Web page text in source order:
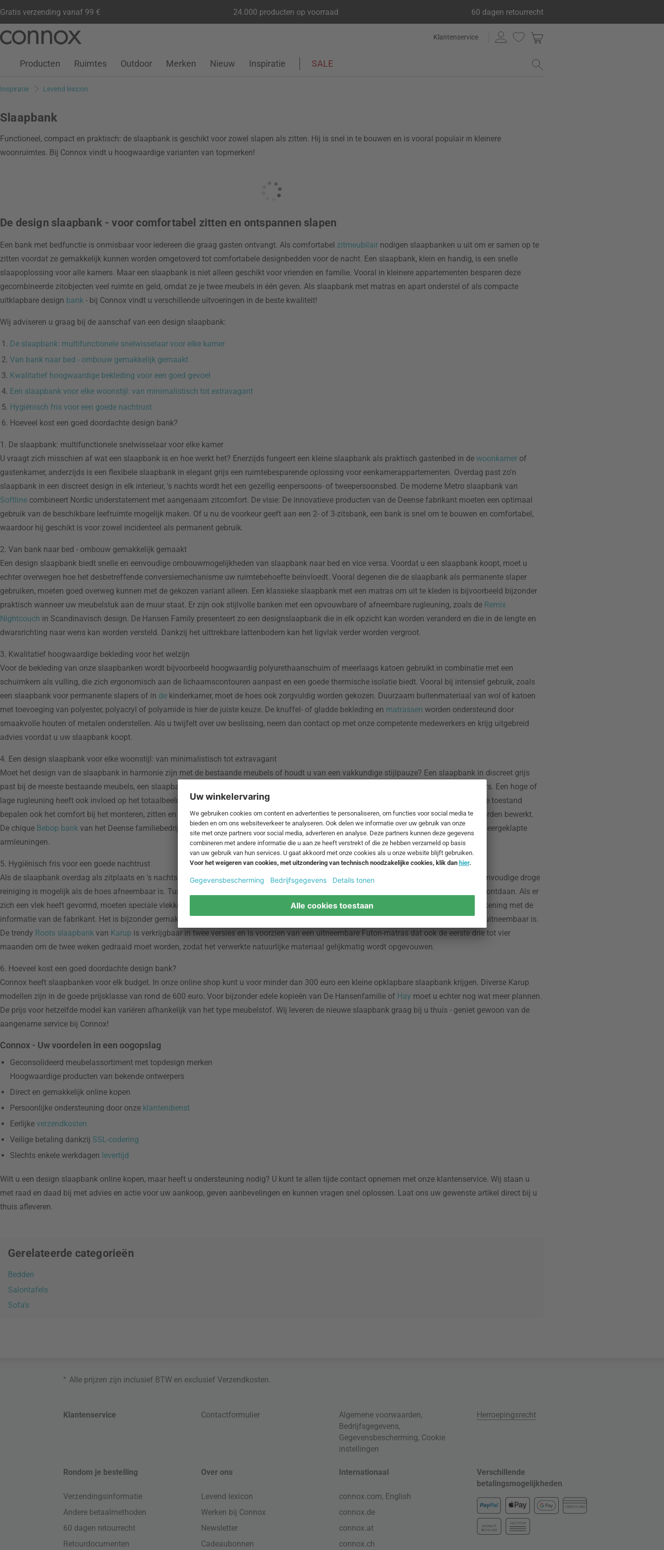
Gratis verzending vanaf 99 € 24.000 producten op voorraad 60 dagen retourrecht
pagina-
zoeken
Klantenservice
Klantenaccount
Verlanglijstje
Warenkorb
Producten Ruimtes Outdoor Merken Nieuw Inspiratie SALE
Inspiratie Levend lexicon
Slaapbank
Functioneel, compact en praktisch: de slaapbank is geschikt voor zowel slapen als zitten. Hij is snel in te bouwen en is vooral populair in kleinere
woonruimtes. Bij Connox vindt u hoogwaardige varianten van topmerken!
De design slaapbank - voor comfortabel zitten en ontspannen slapen
Een bank met bedfunctie is onmisbaar voor iedereen die graag gasten ontvangt. Als comfortabel zitmeubilair nodigen slaapbanken u uit om er samen op te
zitten voordat ze gemakkelijk kunnen worden omgetoverd tot comfortabele designbedden voor de nacht. Een slaapbank, klein en handig, is een snelle
slaapoplossing voor alle kamers. Maar een slaapbank is niet alleen geschikt voor vrienden en familie. Vooral in kleinere appartementen besparen deze
gecombineerde zitobjecten veel ruimte en geld, omdat ze je twee meubels in één geven. Als slaapbank met matras en apart onderstel of als compacte
uitklapbare design bank - bij Connox vindt u verschillende uitvoeringen in de beste kwaliteit!
Wij adviseren u graag bij de aanschaf van een design slaapbank:
De slaapbank: multifunctionele snelwisselaar voor elke kamer
Van bank naar bed - ombouw gemakkelijk gemaakt
Kwalitatief hoogwaardige bekleding voor een goed gevoel
Een slaapbank voor elke woonstijl: van minimalistisch tot extravagant
Hygiënisch fris voor een goede nachtrust
Hoeveel kost een goed doordachte design bank?
1. De slaapbank: multifunctionele snelwisselaar voor elke kamer
U vraagt zich misschien af wat een slaapbank is en hoe werkt het? Enerzijds fungeert een kleine slaapbank als praktisch gastenbed in de woonkamer of
gastenkamer, anderzijds is een flexibele slaapbank in elegant grijs een ruimtebesparende oplossing voor eenkamerappartementen. Overdag past zo'n
slaapbank in een discreet design in elk interieur, 's nachts wordt het een gezellig eenpersoons- of tweepersoonsbed. De moderne Metro slaapbank van
Softline combineert Nordic understatement met aangenaam zitcomfort. De visie: De innovatieve producten van de Deense fabrikant moeten een optimaal
gebruik van de beschikbare leefruimte mogelijk maken. Of u nu de voorkeur geeft aan een 2- of 3-zitsbank, een bank is snel om te bouwen en comfortabel,
waardoor hij geschikt is voor zowel incidenteel als permanent gebruik.
2. Van bank naar bed - ombouw gemakkelijk gemaakt
Een design slaapbank biedt snelle en eenvoudige ombouwmogelijkheden van slaapbank naar bed en vice versa. Voordat u een slaapbank koopt, moet u
echter overwegen hoe het desbetreffende conversiemechanisme uw ruimtebehoefte beïnvloedt. Vooral degenen die de slaapbank als permanente slaper
gebruiken, moeten goed overweg kunnen met de gekozen variant alleen. Een klassieke slaapbank met een matras om uit te kleden is bijvoorbeeld bijzonder
praktisch wanneer uw meubelstuk aan de muur staat. Er zijn ook stijlvolle banken met een opvouwbare of afneembare rugleuning, zoals de Remix
Nightcouch in Scandinavisch design. De Hansen Family presenteert zo een designslaapbank die in elk opzicht kan worden veranderd en die in de lengte en
dwarsrichting naar wens kan worden versteld. Dankzij het uittrekbare lattenbodem kan het ligvlak verder worden vergroot.
3. Kwalitatief hoogwaardige bekleding voor het welzijn
Voor de bekleding van onze slaapbanken wordt bijvoorbeeld hoogwaardig polyurethaanschuim of meerlaags katoen gebruikt in combinatie met een
schuimkern als vulling, die zich ergonomisch aan de lichaamscontouren aanpast en een goede thermische isolatie biedt. Vooral bij intensief gebruik, zoals
een slaapbank voor permanente slapers of in de kinderkamer, moet de hoes ook zorgvuldig worden gekozen. Duurzaam buitenmateriaal van wol of katoen
met toevoeging van polyester, polyacryl of polyamide is hier de juiste keuze. De knuffel- of gladde bekleding en matrassen worden ondersteund door
smaakvolle houten of metalen onderstellen. Als u twijfelt over uw beslissing, neem dan contact op met onze competente medewerkers en krijg uitgebreid
advies voordat u uw slaapbank koopt.
4. Een design slaapbank voor elke woonstijl: van minimalistisch tot extravagant
Moet het design van de slaapbank in harmonie zijn met de bestaande meubels of houdt u van een vakkundige stijlpauze? Een slaapbank in discreet grijs
past bij de meeste bestaande meubels, een slaapbank in zwart ziet er exclusief uit. Andere tinten zoals rood of geel zijn geweldige blikvangers. Een hoge of
lage rugleuning heeft ook invloed op het totaalbeeld en heeft ook invloed op de ziteigenschappen. De afmetingen in ingeklapte en uitgeklapte toestand
bepalen ook het comfort bij het monteren, zitten en liggen. Sommige slaapbanken hebben armleuningen die als onderdeel van het ligvlak worden bewerkt.
De chique Bebop bank van het Deense familiebedrijf Karupdient als dagbed of bed voor de overnachtende gast, afhankelijk van het aantal neergeklapte
armleuningen.
5. Hygiënisch fris voor een goede nachtrust
Als de slaapbank overdag als zitplaats en 's nachts als bed wordt gebruikt, moeten de bekleding en bekleding gemakkelijk te reinigen zijn. Eenvoudige droge
reiniging is mogelijk als de hoes afneembaar is. Tussendoor kunnen de kussens met een stofzuiger met lage zuigkracht van pluizen worden ontdaan. Als er
zich een vlek heeft gevormd, moeten speciale vlekkenverwijderingsproducten eerst op een onopvallende plaats worden getest. Houd altijd rekening met de
informatie van de fabrikant. Het is bijzonder gemakkelijk om zelfs het onderstel van een slaapbank met matras te reinigen als deze volledig uitneembaar is.
De trendy Roots slaapbank van Karup is verkrijgbaar in twee versies en is voorzien van een uitneembare Futon-matras dat ook de eerste drie tot vier
maanden om de twee weken gedraaid moet worden, zodat het verwerkte natuurlijke materiaal gelijkmatig wordt opgevouwen.
6. Hoeveel kost een goed doordachte design bank?
Connox heeft slaapbanken voor elk budget. In onze online shop kunt u voor minder dan 300 euro een kleine opklapbare slaapbank krijgen. Diverse Karup
modellen zijn in de goede prijsklasse van rond de 600 euro. Voor bijzonder edele kopieën van De Hansenfamilie of Hay moet u echter nog wat meer plannen.
De prijs voor hetzelfde model kan variëren afhankelijk van het type meubelstof. Wij leveren de nieuwe slaapbank graag bij u thuis - geniet gewoon van de
aangename service bij Connox!
Connox - Uw voordelen in een oogopslag
Geconsolideerd meubelassortiment met topdesign merken
Hoogwaardige producten van bekende ontwerpers
Direct en gemakkelijk online kopen
Persoonlijke ondersteuning door onze klantendienst
Eerlijke verzendkosten
Veilige betaling dankzij SSL-codering
Slechts enkele werkdagen levertijd
Wilt u een design slaapbank online kopen, maar heeft u ondersteuning nodig? U kunt te allen tijde contact opnemen met onze klantenservice. Wij staan u
met raad en daad bij met advies en actie voor uw aankoop, geven aanbevelingen en kunnen vragen snel oplossen. Laat ons uw gewenste artikel direct bij u
thuis afleveren.
Gerelateerde categorieën
Bedden
Salontafels
Sofa's
* Alle prijzen zijn inclusief BTW en exclusiefVerzendkosten.
Klantenservice Contactformulier Algemene voorwaarden,
Bedrijfsgegevens,
Gegevensbescherming, Cookie
instellingen
Herroepingsrecht
Rondom je bestelling
Verzendingsinformatie
Andere betaalmethoden
60 dagen retourrecht
Retourdocumenten
Over ons
Levend lexicon
Werken bij Connox
Newsletter
Cadeaubonnen
Internationaal
connox.com, English
connox.de
connox.at
connox.ch
Verschillende
betalingsmogelijkheden
CREDITCARD
VOORUIT-
BETALING
FACTUUR